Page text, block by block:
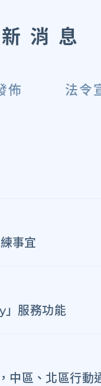
消息
佈 法令
事宜
」服務功能
中區、北區行動